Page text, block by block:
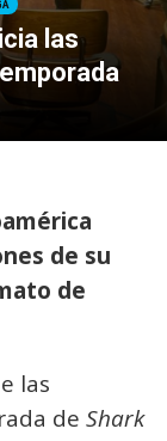
las
de su
de
las
de Shark